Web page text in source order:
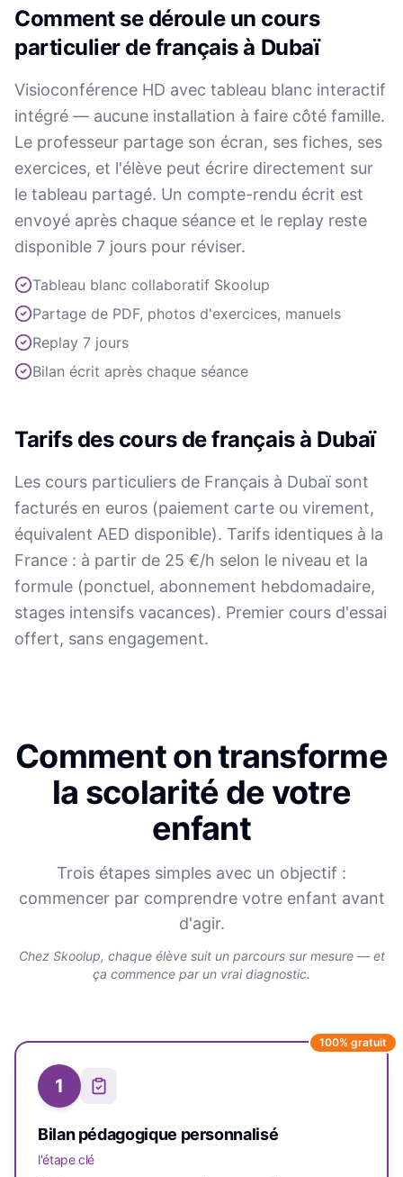
Comment se déroule un cours
particulier de français à Dubaï
Visioconférence HD avec tableau blanc interactif
intégré — aucune installation à faire côté famille.
Le professeur partage son écran, ses fiches, ses
exercices, et l'élève peut écrire directement sur
le tableau partagé. Un compte-rendu écrit est
envoyé après chaque séance et le replay reste
disponible 7 jours pour réviser.
Tableau blanc collaboratif Skoolup
Partage de PDF, photos d'exercices, manuels
Replay 7 jours
Bilan écrit après chaque séance
Tarifs des cours de français à Dubaï
Les cours particuliers de Français à Dubaï sont
facturés en euros (paiement carte ou virement,
équivalent AED disponible). Tarifs identiques à la
France : à partir de 25 €/h selon le niveau et la
formule (ponctuel, abonnement hebdomadaire,
stages intensifs vacances). Premier cours d'essai
offert, sans engagement.
Comment on transforme
la scolarité de votre
enfant
Trois étapes simples avec un objectif :
commencer par comprendre votre enfant avant
d'agir.
Chez Skoolup, chaque élève suit un parcours sur mesure — et
ça commence par un vrai diagnostic.
100% gratuit
1
Bilan pédagogique personnalisé
l'étape clé